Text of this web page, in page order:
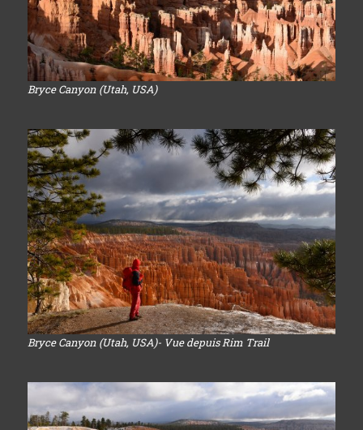
Bryce Canyon (Utah, USA)
Bryce Canyon (Utah, USA)- Vue depuis Rim Trail